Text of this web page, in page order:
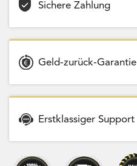
Sichere Zahlung
Geld-zurück-Garantie
Erstklassiger Support